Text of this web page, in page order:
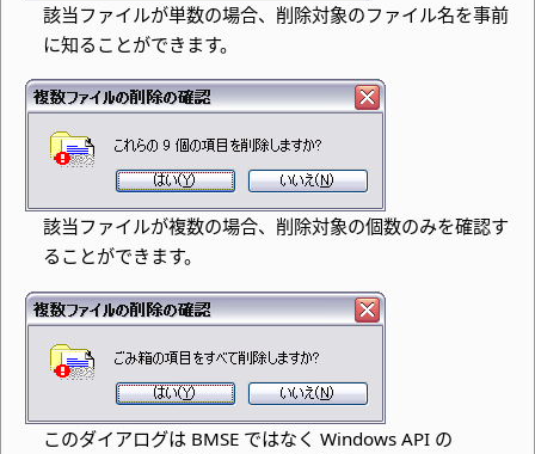
該当ファイルが単数の場合、削除対象のファイル名を事前
に知ることができます。
該当ファイルが複数の場合、削除対象の個数のみを確認す
ることができます。
このダイアログは BMSE ではなく Windows API の